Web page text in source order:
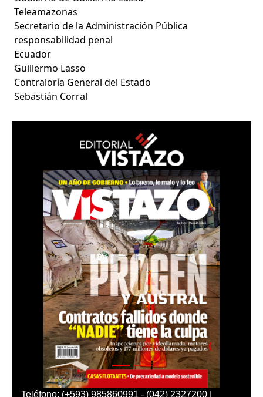
Teleamazonas
Secretario de la Administración Pública
responsabilidad penal
Ecuador
Guillermo Lasso
Contraloría General del Estado
Sebastián Corral
Teléfono: (+593) 985860991 - (042) 2327200 |